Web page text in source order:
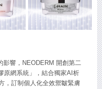
影響，NEODERM 開創第二
原網系統」，結合獨家AI析
，訂制個人化全效禦皺緊膚